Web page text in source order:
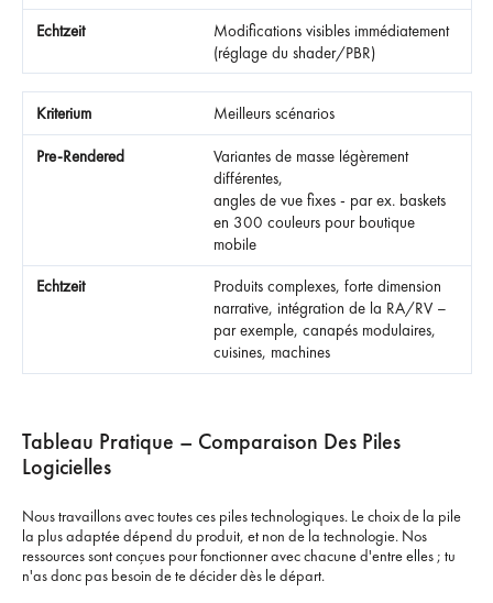
Modifications visibles immédiatement
(réglage du shader/PBR)
Meilleurs scénarios
Variantes de masse légèrement
différentes,
angles de vue fixes - par ex. baskets
en 300 couleurs pour boutique
mobile
Produits complexes, forte dimension
narrative, intégration de la RA/RV –
par exemple, canapés modulaires,
cuisines, machines
Tableau Pratique – Comparaison Des Piles
Logicielles
Nous travaillons avec toutes ces piles technologiques. Le choix de la pile
la plus adaptée dépend du produit, et non de la technologie. Nos
ressources sont conçues pour fonctionner avec chacune d'entre elles ; tu
n'as donc pas besoin de te décider dès le départ.